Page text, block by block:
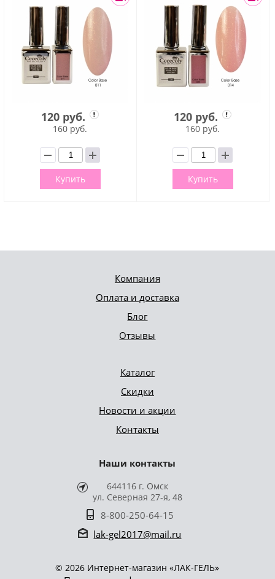
120 руб.
160 руб.
Купить
120 руб.
160 руб.
Купить
Компания
Оплата и доставка
Блог
Отзывы
Каталог
Скидки
Новости и акции
Контакты
Наши контакты
644116 г. Омск
ул. Северная 27-я, 48
8-800-250-64-15
lak-gel2017@mail.ru
© 2026 Интернет-магазин «ЛАК-ГЕЛЬ»